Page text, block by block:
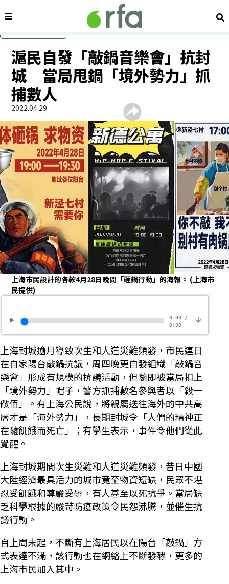
內容分類 搜
滬民自發「敲鍋音樂會」抗封
城 當局甩鍋「境外勢力」抓
捕數人
2022.04.29
上海市民設計的各款4月28日晚間「砸鍋行動」的海報。 (上海市
民提供)
0:00/
0:00
上海封城逾月導致次生和人道災難頻發，市民連日
在自家陽台敲鍋抗議，周四晚更自發組織「敲鍋音
樂會」形成有規模的抗議活動，但隨即被當局扣上
「境外勢力」帽子，警方抓捕數名參與者以「殺一
儆佰」。有上海公民說，將親屬送往海外的中共高
層才是「海外勢力」，長期封城令「人們的精神正
在隨飢餓而死亡」；有學生表示，事件令他們從此
覺醒。
上海封城期間次生災難和人道災難頻發，昔日中國
大陸經濟最具活力的城市竟至物資短缺，民眾不堪
忍受飢餓和尊嚴受辱，有人甚至以死抗爭。當局缺
乏科學根據的嚴苛防疫政策令民怨沸騰，並催生抗
議行動。
自上周末起，不斷有上海居民以在陽台「敲鍋」方
式表達不滿，該行動也在網絡上不斷發酵，更多的
上海市民加入其中。